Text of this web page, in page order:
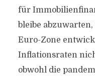
für
bleibe
Euro-Zone
Inflationsraten
obwohl die